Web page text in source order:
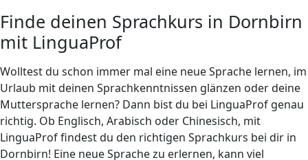
Finde deinen Sprachkurs in Dornbirn
mit LinguaProf
Wolltest du schon immer mal eine neue Sprache lernen, im
Urlaub mit deinen Sprachkenntnissen glänzen oder deine
Muttersprache lernen? Dann bist du bei LinguaProf genau
richtig. Ob Englisch, Arabisch oder Chinesisch, mit
LinguaProf findest du den richtigen Sprachkurs bei dir in
Dornbirn! Eine neue Sprache zu erlernen, kann viel